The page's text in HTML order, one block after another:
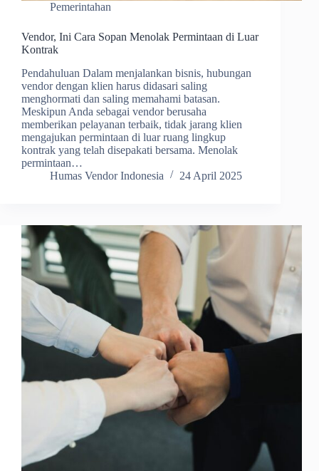
Pemerintahan
Vendor, Ini Cara Sopan Menolak Permintaan di Luar
Kontrak
Pendahuluan Dalam menjalankan bisnis, hubungan
vendor dengan klien harus didasari saling
menghormati dan saling memahami batasan.
Meskipun Anda sebagai vendor berusaha
memberikan pelayanan terbaik, tidak jarang klien
mengajukan permintaan di luar ruang lingkup
kontrak yang telah disepakati bersama. Menolak
permintaan…
Humas Vendor Indonesia
24 April 2025